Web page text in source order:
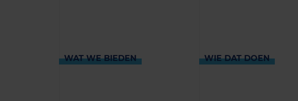
WAT WE BIEDEN WIE DAT DOEN